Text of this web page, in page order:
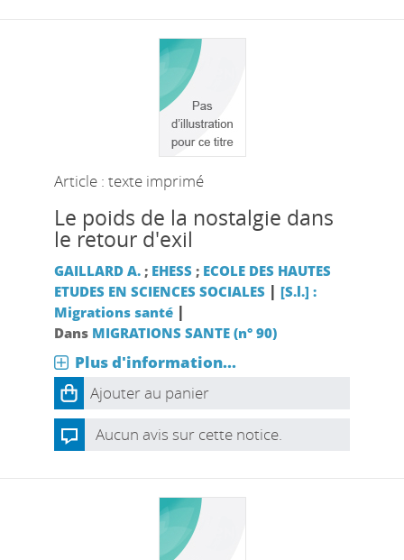
Article : texte imprimé
Le poids de la nostalgie dans
le retour d'exil
GAILLARD A.; EHESS; ECOLE DES HAUTES
ETUDES EN SCIENCES SOCIALES | [S.l.] :
Migrations santé|
Dans MIGRATIONS SANTE (n° 90)
Plus d'information...
Ajouter au panier
Aucun avis sur cette notice.